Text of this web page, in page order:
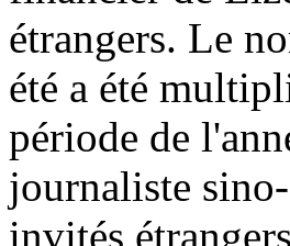
étrangers. Le
été a été
période de
journaliste
invités